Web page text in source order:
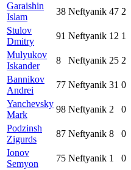
Garaishin
Islam
38 Neftyanik 47 2
Stulov
Dmitry
91 Neftyanik 12 1
Mulyukov
Iskander
8 Neftyanik 25 2
Bannikov
Andrei
77 Neftyanik 31 0
Yanchevsky
Mark
98 Neftyanik 2 0
Podzinsh
Zigurds
87 Neftyanik 8 0
Ionov
Semyon
75 Neftyanik 1 0